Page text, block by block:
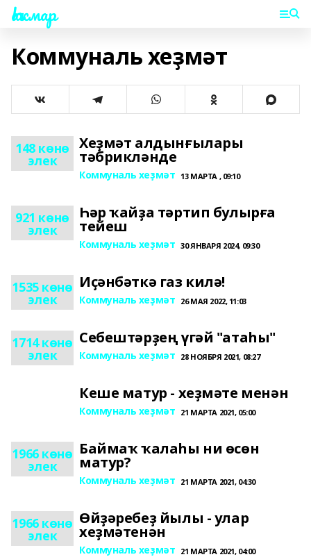
Һаҡмар
Коммуналь хеҙмәт
148 көнө
элек
Хеҙмәт алдынғылары
тәбрикләнде
Коммуналь хеҙмәт 13 МАРТА , 09:10
921 көнө
элек
Һәр ҡайҙа тәртип булырға
тейеш
Коммуналь хеҙмәт 30 ЯНВАРЯ 2024, 09:30
1535 көнө
элек
Иҫәнбәткә газ килә!
Коммуналь хеҙмәт 26 МАЯ 2022, 11:03
1714 көнө
элек
Себештәрҙең үгәй "атаһы"
Коммуналь хеҙмәт 28 НОЯБРЯ 2021, 08:27
Кеше матур - хеҙмәте менән
Коммуналь хеҙмәт 21 МАРТА 2021, 05:00
1966 көнө
элек
Баймаҡ ҡалаһы ни өсөн
матур?
Коммуналь хеҙмәт 21 МАРТА 2021, 04:30
1966 көнө
элек
Өйҙәребеҙ йылы - улар
хеҙмәтенән
Коммуналь хеҙмәт 21 МАРТА 2021, 04:00